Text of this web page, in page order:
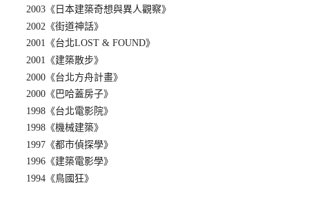
2003《日本建築奇想與異人觀察》
2002《街道神話》
2001《台北LOST & FOUND》
2001《建築散步》
2000《台北方舟計畫》
2000《巴哈蓋房子》
1998《台北電影院》
1998《機械建築》
1997《都市偵探學》
1996《建築電影學》
1994《鳥國狂》